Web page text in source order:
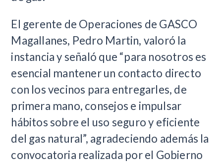
El gerente de Operaciones de GASCO
Magallanes, Pedro Martin, valoró la
instancia y señaló que “para nosotros es
esencial mantener un contacto directo
con los vecinos para entregarles, de
primera mano, consejos e impulsar
hábitos sobre el uso seguro y eficiente
del gas natural”, agradeciendo además la
convocatoria realizada por el Gobierno